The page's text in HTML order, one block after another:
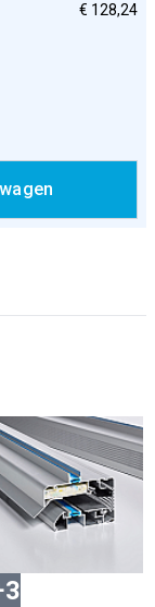
€ 128,24
3